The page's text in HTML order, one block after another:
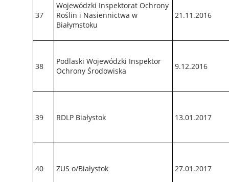
37
Wojewódzki Inspektorat Ochrony
Roślin i Nasiennictwa w
Białymstoku
21.11.2016
38
Podlaski Wojewódzki Inspektor
Ochrony Środowiska
9.12.2016
39 RDLP Białystok 13.01.2017
40 ZUS o/Białystok 27.01.2017